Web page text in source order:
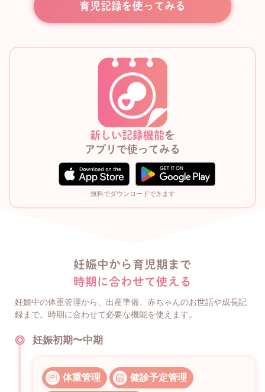
育児記録を使ってみる
新しい記録機能を
アプリで使ってみる
無料でダウンロードできます
妊娠中から育児期まで
時期に合わせて使える
妊娠中の体重管理から、出産準備、赤ちゃんのお世話や成長記
録まで。時期に合わせて必要な機能を使えます。
妊娠初期〜中期
体重管理 健診予定管理